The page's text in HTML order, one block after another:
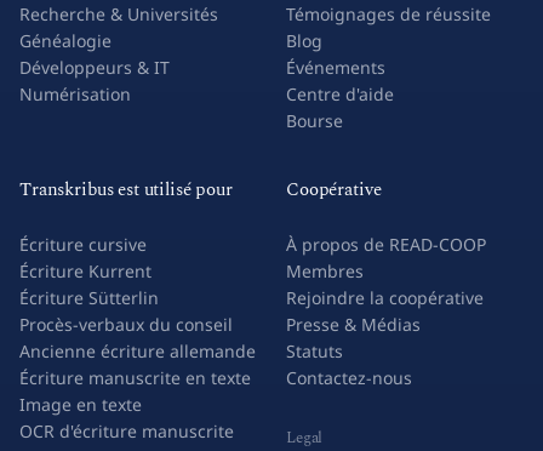
Recherche & Universités
Généalogie
Développeurs & IT
Numérisation
Témoignages de réussite
Blog
Événements
Centre d'aide
Bourse
Transkribus est utilisé pour
Écriture cursive
Écriture Kurrent
Écriture Sütterlin
Procès-verbaux du conseil
Ancienne écriture allemande
Écriture manuscrite en texte
Image en texte
OCR d'écriture manuscrite
Coopérative
À propos de READ-COOP
Membres
Rejoindre la coopérative
Presse & Médias
Statuts
Contactez-nous
Legal